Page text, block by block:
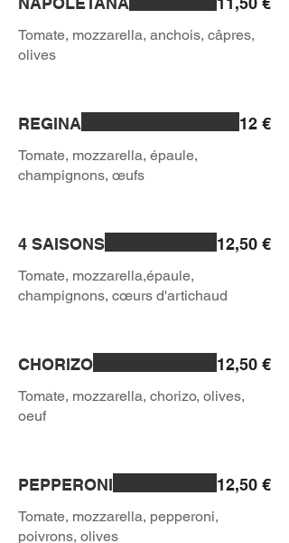
Tomate, mozzarella, anchois, câpres,
olives
REGINA
Tomate, mozzarella, épaule,
champignons, œufs
12 €
4 SAISONS
Tomate, mozzarella,épaule,
champignons, cœurs d'artichaud
12,50 €
CHORIZO
Tomate, mozzarella, chorizo, olives,
12,50 €
PEPPERONI
Tomate, mozzarella, pepperoni,
12,50 €